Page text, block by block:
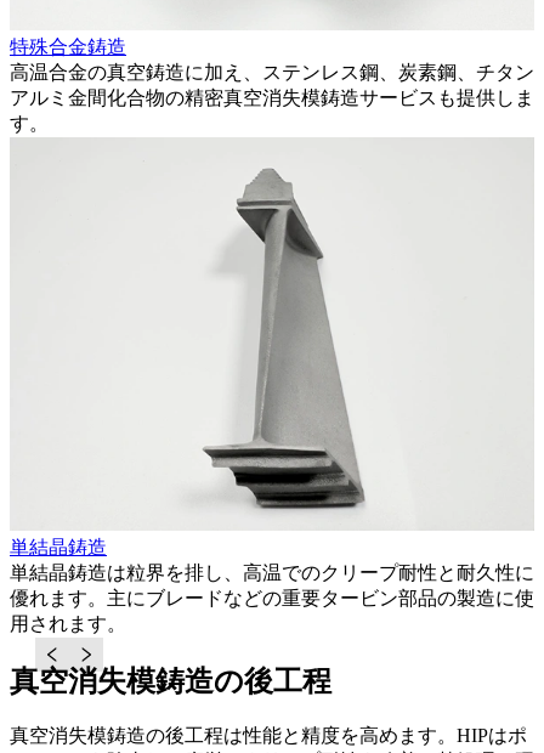
特殊合金鋳造
高温合金の真空鋳造に加え、ステンレス鋼、炭素鋼、チタン
アルミ金間化合物の精密真空消失模鋳造サービスも提供しま
す。
単結晶鋳造
単結晶鋳造は粒界を排し、高温でのクリープ耐性と耐久性に
優れます。主にブレードなどの重要タービン部品の製造に使
用されます。
真空消失模鋳造の後工程
真空消失模鋳造の後工程は性能と精度を高めます。HIPはポ